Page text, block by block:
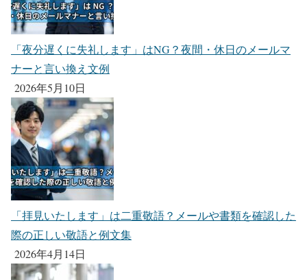
「夜分遅くに失礼します」はNG？夜間・休日のメールマ
ナーと言い換え文例
2026年5月10日
「拝見いたします」は二重敬語？メールや書類を確認した
際の正しい敬語と例文集
2026年4月14日